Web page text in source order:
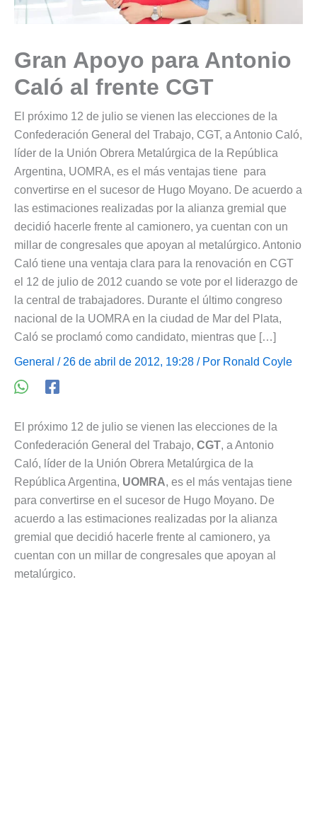
Gran Apoyo para Antonio
Caló al frente CGT
El próximo 12 de julio se vienen las elecciones de la
Confederación General del Trabajo, CGT, a Antonio Caló,
líder de la Unión Obrera Metalúrgica de la República
Argentina, UOMRA, es el más ventajas tiene para
convertirse en el sucesor de Hugo Moyano. De acuerdo a
las estimaciones realizadas por la alianza gremial que
decidió hacerle frente al camionero, ya cuentan con un
millar de congresales que apoyan al metalúrgico. Antonio
Caló tiene una ventaja clara para la renovación en CGT
el 12 de julio de 2012 cuando se vote por el liderazgo de
la central de trabajadores. Durante el último congreso
nacional de la UOMRA en la ciudad de Mar del Plata,
Caló se proclamó como candidato, mientras que […]
General / 26 de abril de 2012, 19:28 / Por Ronald Coyle
El próximo 12 de julio se vienen las elecciones de la
Confederación General del Trabajo, CGT, a Antonio
Caló, líder de la Unión Obrera Metalúrgica de la
República Argentina, UOMRA, es el más ventajas tiene
para convertirse en el sucesor de Hugo Moyano. De
acuerdo a las estimaciones realizadas por la alianza
gremial que decidió hacerle frente al camionero, ya
cuentan con un millar de congresales que apoyan al
metalúrgico.